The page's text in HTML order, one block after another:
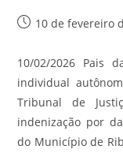
Post10 de fevereiro
10/02/2026 Pais
individual
Tribunal de
indenização por
do Município de